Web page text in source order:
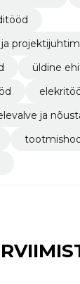
üldine
ja